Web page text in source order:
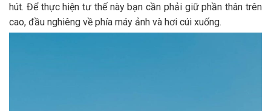
hút. Để thực hiện tư thế này bạn cần phải giữ phần thân trên
cao, đầu nghiêng về phía máy ảnh và hơi cúi xuống.